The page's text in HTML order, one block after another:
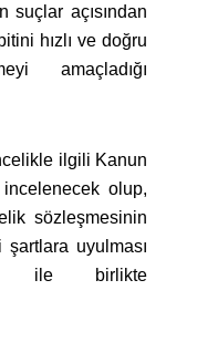
suçlar açısından
hızlı ve doğru
amaçladığı
ilgili Kanun
olup,
sözleşmesinin
şartlara uyulması
ile birlikte